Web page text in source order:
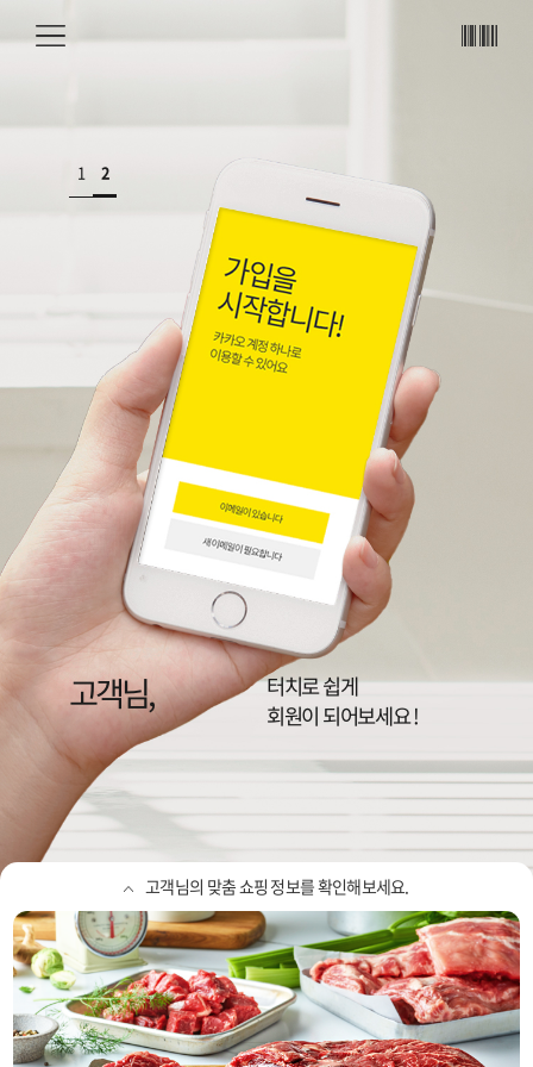
메뉴
NC, 뉴코아, 2001, 팩토리, 동아
정보를 확인하세요
고객님,
터치로 쉽게
회원이 되어보세요 !
이랜드리테일,
1 2
고객님의 맞춤 쇼핑 정보를 확인해보세요.